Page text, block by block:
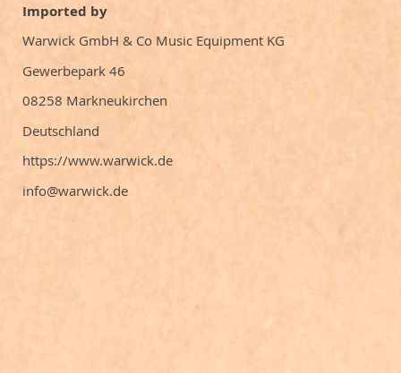
Imported by
Warwick GmbH & Co Music Equipment KG
Gewerbepark 46
08258 Markneukirchen
Deutschland
https://www.warwick.de
info@warwick.de